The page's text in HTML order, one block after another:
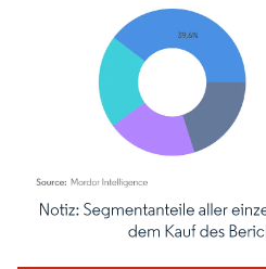
Bild © Mordor Intelligence.